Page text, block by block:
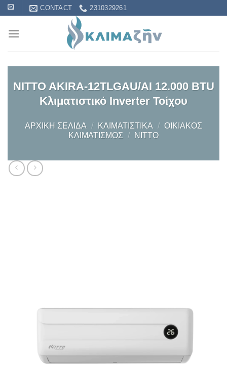
Skip
to
content
CONTACT 2310329261
NITTO AKIRA-12TLGAU/AI 12.000 BTU
Κλιματιστικό Inverter Τοίχου
ΑΡΧΙΚΉ ΣΕΛΊΔΑ / KΛΙΜΑΤΙΣΤΙΚΆ / OΙΚΙΑΚΌΣ
ΚΛΙΜΑΤΙΣΜΌΣ / NITTO